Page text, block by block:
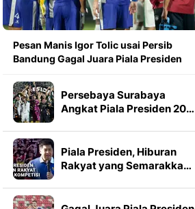
Pesan Manis Igor Tolic usai Persib
Bandung Gagal Juara Piala Presiden
Persebaya Surabaya
Angkat Piala Presiden 20…
Piala Presiden, Hiburan
Rakyat yang Semarakka…